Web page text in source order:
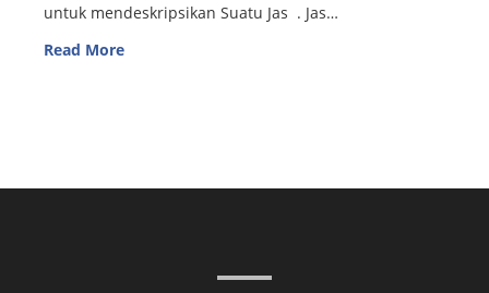
untuk mendeskripsikan Suatu Jas . Jas…
Read More